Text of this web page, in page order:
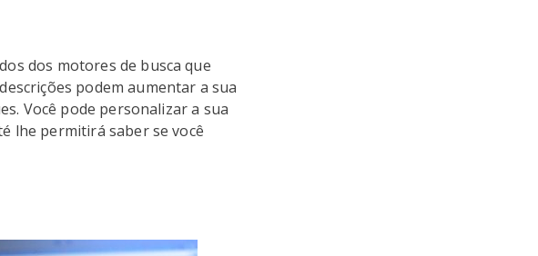
dos motores de busca que
podem aumentar a sua
Você pode personalizar a sua
lhe permitirá saber se você